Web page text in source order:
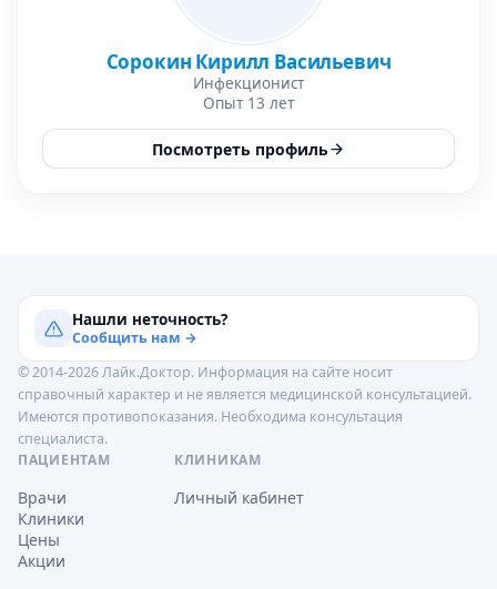
Сорокин Кирилл Васильевич
Инфекционист
Опыт 13 лет
Посмотреть профиль
Нашли неточность?
Сообщить нам →
© 2014-2026 Лайк.Доктор. Информация на сайте носит
справочный характер и не является медицинской консультацией.
Имеются противопоказания. Необходима консультация
специалиста.
ПАЦИЕНТАМ
Врачи
Клиники
Цены
Акции
КЛИНИКАМ
Личный кабинет